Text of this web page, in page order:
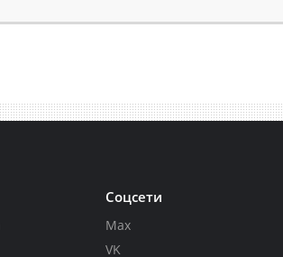
Соцсети
Max
VK